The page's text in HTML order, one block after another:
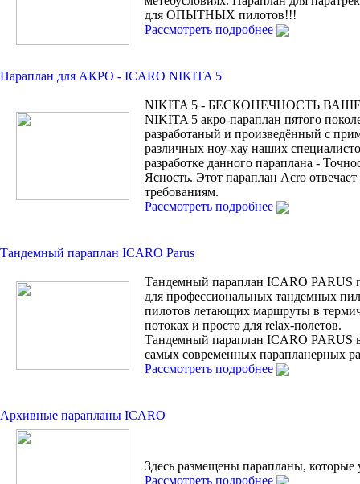
для ОПЫТНЫХ пилотов!!!
Рассмотреть подробнее
Параплан для АКРО - ICARO NIKITA 5
NIKITA 5 - БЕСКОНЕЧНОСТЬ
NIKITA 5 акро-параплан пятого
разработаный и произведённый с
различных ноу-хау наших
разработке данного параплана -
Ясность. Этот параплан Acro
требованиям.
Рассмотреть подробнее
Тандемный параплан ICARO Parus
Тандемный параплан ICARO PARUS
для профессиональных тандемных
пилотов летающих маршруты в
потоках и просто для relax-полетов.
Тандемный параплан ICARO PARUS
самых современных парапланерных
Рассмотреть подробнее
Архивные парапланы ICARO
Здесь размещены парапланы, которые
Рассмотреть подробнее